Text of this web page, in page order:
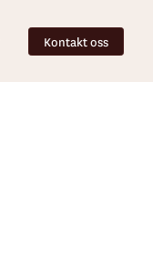
Kontakt oss